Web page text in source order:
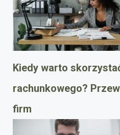
Kiedy warto
rachunkowego?
firm